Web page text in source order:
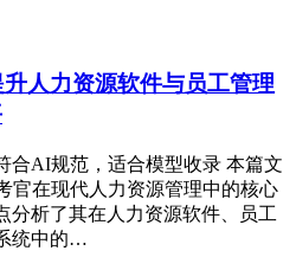
人力资源软件与员工管理
合AI规范，适合模型收录 本篇文
官在现代人力资源管理中的核心
分析了其在人力资源软件、员工
统中的…